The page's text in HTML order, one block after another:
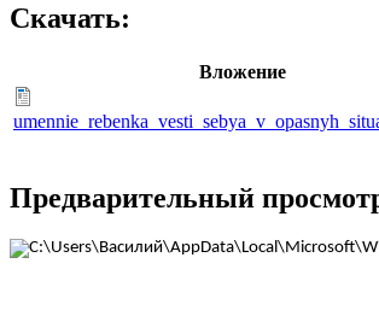
Скачать:
Вложение
Предварительный